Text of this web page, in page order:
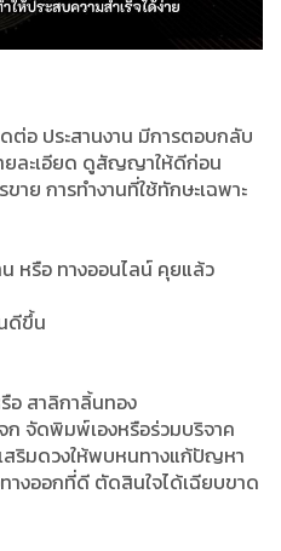
ดต่อ ประสานงาน มีการตอบกลับ
ยละเอียด ดูสัญญาให้ดีก่อน
าย การทำงานที่ใช้ทักษะเฉพาะ
หรือ ทางออนไลน์ คุยแล้ว
ดีขึ้น
อ สาลิกาลิ้นทอง
จัดพิมพ์เองหรือร่วมบริจาค
ริมดวงให้พบหนทางแก้ปัญหา
างออกที่ดี ตัดสินใจได้เฉียบขาด